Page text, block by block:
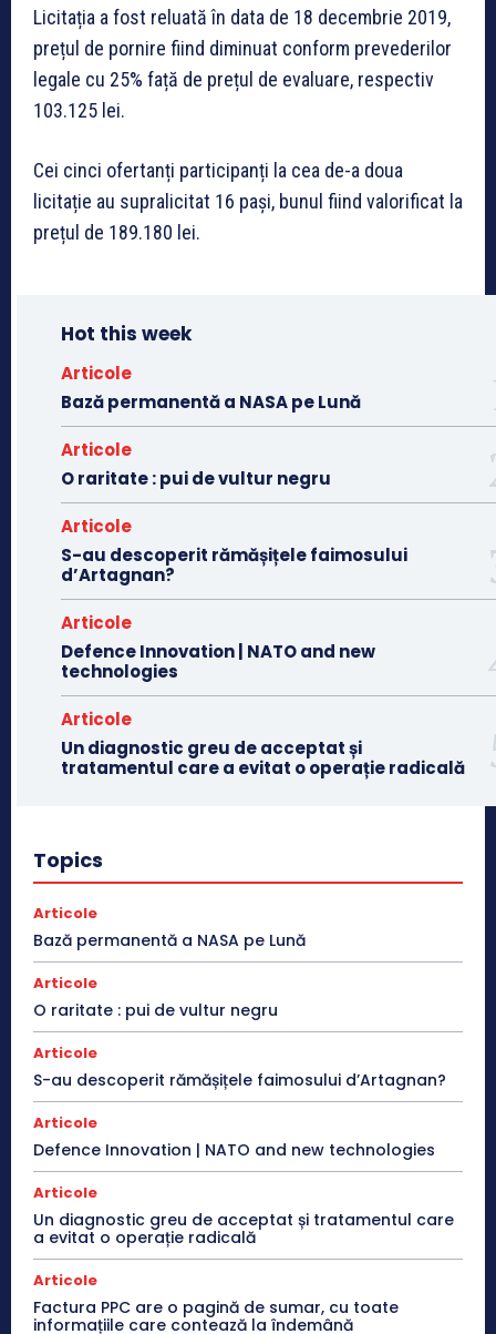
Licitația a fost reluată în data de 18 decembrie 2019,
prețul de pornire fiind diminuat conform prevederilor
legale cu 25% față de prețul de evaluare, respectiv
103.125 lei.
Cei cinci ofertanți participanți la cea de-a doua
licitație au supralicitat 16 pași, bunul fiind valorificat la
prețul de 189.180 lei.
Hot this week
Articole
Bază permanentă a NASA pe Lună
Articole
O raritate : pui de vultur negru
Articole
S-au descoperit rămășițele faimosului
d’Artagnan?
Articole
Defence Innovation | NATO and new
technologies
Articole
Un diagnostic greu de acceptat și
tratamentul care a evitat o operație radicală
Topics
Articole
Bază permanentă a NASA pe Lună
Articole
O raritate : pui de vultur negru
Articole
S-au descoperit rămășițele faimosului d’Artagnan?
Articole
Defence Innovation | NATO and new technologies
Articole
Un diagnostic greu de acceptat și tratamentul care
a evitat o operație radicală
Articole
Factura PPC are o pagină de sumar, cu toate
informațiile care contează la îndemână